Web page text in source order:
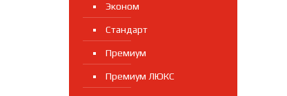
Эконом
Стандарт
Премиум
Премиум ЛЮКС